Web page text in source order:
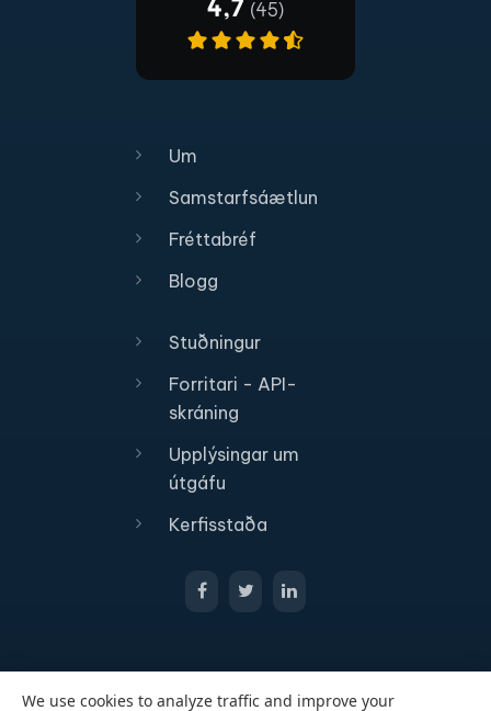
Um
Samstarfsáætlun
Fréttabréf
Blogg
Stuðningur
Forritari - API-
skráning
Upplýsingar um
útgáfu
Kerfisstaða
We use cookies to analyze traffic and improve your